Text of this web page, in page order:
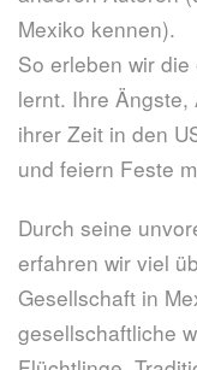
Mexiko kennen).
So erleben wir
lernt. Ihre
ihrer Zeit in den
und feiern Feste
Durch seine
erfahren wir viel
Gesellschaft in
gesellschaftliche